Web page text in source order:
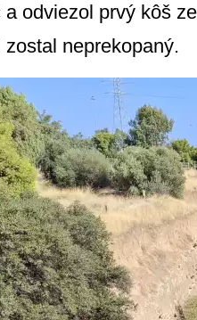
odviezol prvý kôš
neprekopaný.